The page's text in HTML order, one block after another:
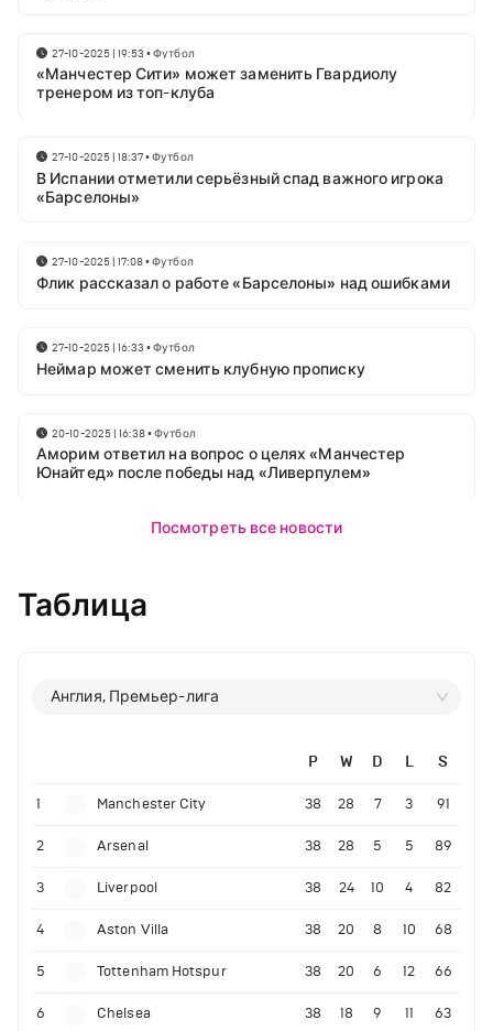
27-10-2025 | 19:53 •Футбол
«Манчестер Сити» может заменить Гвардиолу
тренером из топ-клуба
27-10-2025 | 18:37•Футбол
В Испании отметили серьёзный спад важного игрока
«Барселоны»
27-10-2025 | 17:08•Футбол
Флик рассказал о работе «Барселоны» над ошибками
27-10-2025 | 16:33 •Футбол
Неймар может сменить клубную прописку
20-10-2025 | 16:38•Футбол
Аморим ответил на вопрос о целях «Манчестер
Юнайтед» после победы над «Ливерпулем»
Посмотреть все новости
Таблица
Англия, Премьер-лига
P W D L S
1 Manchester City 38 28 7 3 91
2 Arsenal 38 28 5 5 89
3 Liverpool 38 24 10 4 82
4 Aston Villa 38 20 8 10 68
5 Tottenham Hotspur 38 20 6 12 66
6 Chelsea 38 18 9 11 63